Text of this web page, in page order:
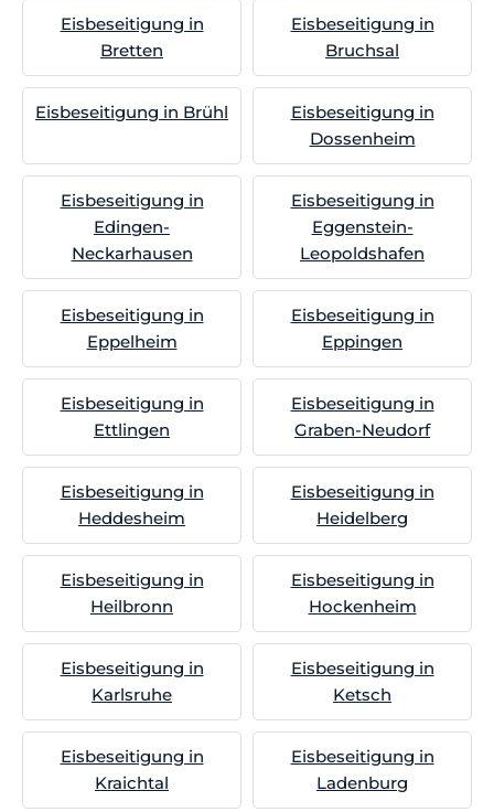
Eisbeseitigung in
Bretten
Eisbeseitigung in
Bruchsal
Eisbeseitigung in Brühl
Eisbeseitigung in
Dossenheim
Eisbeseitigung in
Edingen-
Neckarhausen
Eisbeseitigung in
Eggenstein-
Leopoldshafen
Eisbeseitigung in
Eppelheim
Eisbeseitigung in
Eppingen
Eisbeseitigung in
Ettlingen
Eisbeseitigung in
Graben-Neudorf
Eisbeseitigung in
Heddesheim
Eisbeseitigung in
Heidelberg
Eisbeseitigung in
Heilbronn
Eisbeseitigung in
Hockenheim
Eisbeseitigung in
Karlsruhe
Eisbeseitigung in
Ketsch
Eisbeseitigung in
Kraichtal
Eisbeseitigung in
Ladenburg